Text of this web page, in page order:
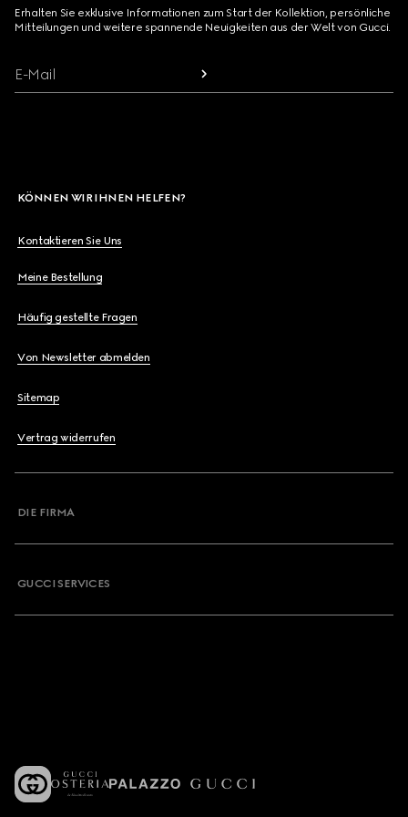
Erhalten Sie exklusive Informationen zum Start der Kollektion, persönliche
Mitteilungen und weitere spannende Neuigkeiten aus der Welt von Gucci.
E-Mail
KÖNNEN WIR IHNEN HELFEN?
Kontaktieren Sie Uns
Meine Bestellung
Häufig gestellte Fragen
Von Newsletter abmelden
Sitemap
Vertrag widerrufen
DIE FIRMA
GUCCI SERVICES